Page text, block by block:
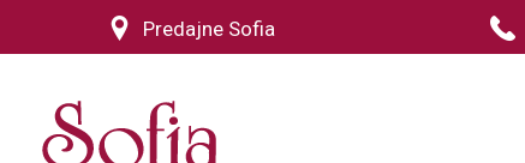
Predajne Sofia